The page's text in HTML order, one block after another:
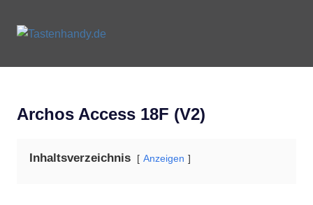
Inhalt
Archos Access 18F (V2)
Inhaltsverzeichnis Anzeigen